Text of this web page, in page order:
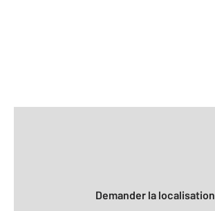
Demander la localisation